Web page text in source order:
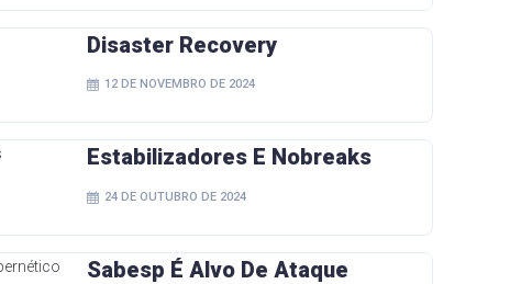
Disaster Recovery
12 DE NOVEMBRO DE 2024
Estabilizadores E Nobreaks
24 DE OUTUBRO DE 2024
Sabesp É Alvo De Ataque